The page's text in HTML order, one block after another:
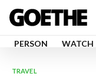
PERSON WATCH
TRAVEL